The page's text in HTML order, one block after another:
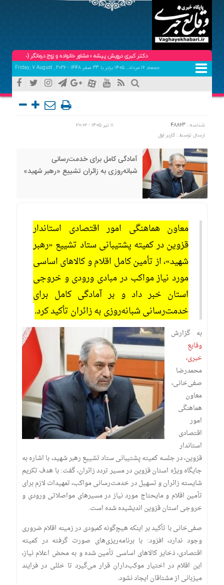
دکتر کبری درویش پیشه ؛ مشاور خانواده و زوج درمانگر (حضوری و تلفنی )
جمعه, ۱۶ مرداد , ۱۴۰۵ برابر با 23 صفر 1448 - Friday, 7 August , 2026
شناسه :48863
۱۱ تیر ۱۴۰۵ - ۲۰:۰۲
ارسال توسط :کاربر اول
آمادگی کامل برای خدمت‌رسانی
شبانه‌روزی به زائران تشییع «رهبر شهید»
معاون هماهنگی امور اقتصادی استاندار
قزوین در کمیته پشتیبانی ستاد تشییع «رهبر
شهید»، از تأمین کامل اقلام و کالاهای اساسی
مورد نیاز مواکب در مبادی ورودی و خروجی
استان خبر داد و بر آمادگی کامل برای
خدمت‌رسانی شبانه‌روزی به زائران تأکید کرد.
به گزارش
وقایع
خبری،
محمدرضا
صفی‌خانی،
معاون
هماهنگی
امور
اقتصادی
استاندار
قزوین، در جلسه کمیته پشتیبانی ستاد تشییع رهبر شهید، با اشاره به
جایگاه ویژه استان قزوین در مسیر تردد زائران، گفت: با هدف تکریم
شایسته زائران و تسهیل در خدمت‌رسانی مواکب، تمهیدات لازم برای
تأمین اقلام و مایحتاج مورد نیاز در مسیرهای مواصلاتی ورودی و
خروجی استان قزوین اندیشیده شده است.
صفی‌خانی با تأکید بر اینکه هیچ‌گونه کمبودی در زمینه اقلام ضروری
وجود ندارد، افزود: با برنامه‌ریزی‌های صورت گرفته در کمیته
اقتصادی، ذخایر کالاهای اساسی تأمین شده و به محض اعلام نیاز،
این اقلام در اختیار موکب‌داران قرار می‌گیرد تا خللی در فرایند
میزبانی از مشتاقان ایجاد نشود.